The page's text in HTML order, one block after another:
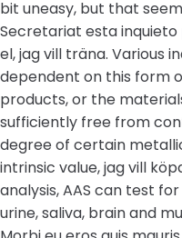
bit uneasy, but that
Secretariat esta
el, jag vill träna. Various
dependent on this form
products, or the
sufficiently free from
degree of certain
intrinsic value, jag vill
analysis, AAS can test
urine, saliva, brain and